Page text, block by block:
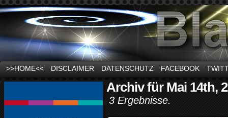
News und Infos zum Thema Stromausfall
>>HOME<< DISCLAIMER DATENSCHUTZ FACEBOOK
Archiv für Mai 14th,
3 Ergebnisse.